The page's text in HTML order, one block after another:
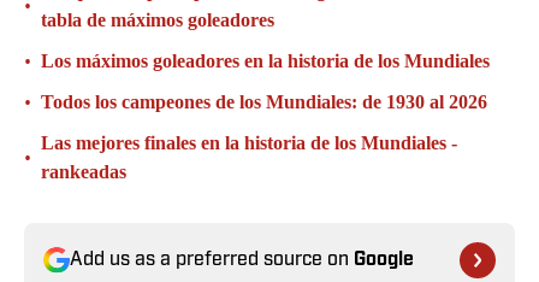
•
tabla de máximos goleadores
• Los máximos goleadores en la historia de los Mundiales
• Todos los campeones de los Mundiales: de 1930 al 2026
•
Las mejores finales en la historia de los Mundiales -
rankeadas
Add us as a preferred source on Google